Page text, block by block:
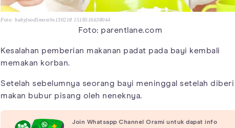
Foto: babyfood5months130218 1518516638044
Foto: parentlane.com
Kesalahan pemberian makanan padat pada bayi kembali
memakan korban.
Setelah sebelumnya seorang bayi meninggal setelah diberi
makan bubur pisang oleh neneknya.
Join Whatsapp Channel Orami untuk dapat info